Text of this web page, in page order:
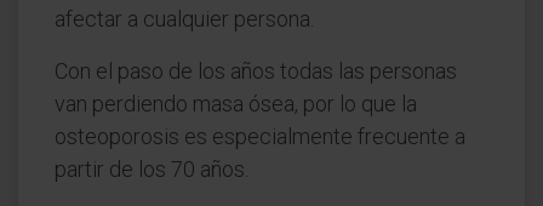
afectar a cualquier persona.
Con el paso de los años todas las personas
van perdiendo masa ósea, por lo que la
osteoporosis es especialmente frecuente a
partir de los 70 años.